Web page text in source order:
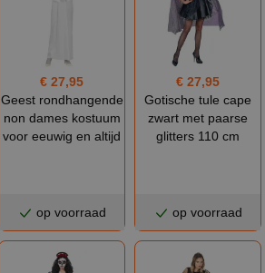
€ 27,95
Geest rondhangende
non dames kostuum
voor eeuwig en altijd
op voorraad
€ 27,95
Gotische tule cape
zwart met paarse
glitters 110 cm
op voorraad